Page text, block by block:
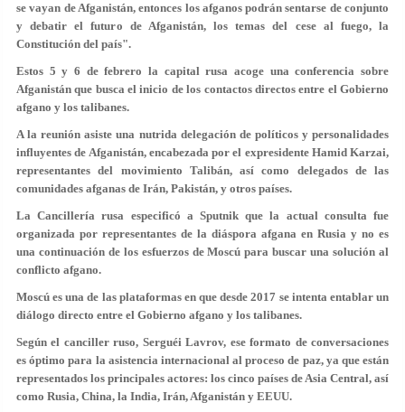
se vayan de Afganistán, entonces los afganos podrán sentarse de conjunto
y debatir el futuro de Afganistán, los temas del cese al fuego, la
Constitución del país".
Estos 5 y 6 de febrero la capital rusa acoge una conferencia sobre
Afganistán que busca el inicio de los contactos directos entre el Gobierno
afgano y los talibanes.
A la reunión asiste una nutrida delegación de políticos y personalidades
influyentes de Afganistán, encabezada por el expresidente Hamid Karzai,
representantes del movimiento Talibán, así como delegados de las
comunidades afganas de Irán, Pakistán, y otros países.
La Cancillería rusa especificó a Sputnik que la actual consulta fue
organizada por representantes de la diáspora afgana en Rusia y no es
una continuación de los esfuerzos de Moscú para buscar una solución al
conflicto afgano.
Moscú es una de las plataformas en que desde 2017 se intenta entablar un
diálogo directo entre el Gobierno afgano y los talibanes.
Según el canciller ruso, Serguéi Lavrov, ese formato de conversaciones
es óptimo para la asistencia internacional al proceso de paz, ya que están
representados los principales actores: los cinco países de Asia Central, así
como Rusia, China, la India, Irán, Afganistán y EEUU.